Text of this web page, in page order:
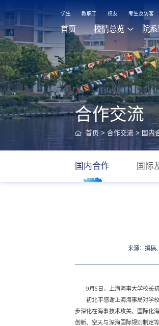
学生 教职工 校友 考生及访客
首页 校情总览 院
合作交流
首页> 合作交流 > 国内
国内合作 国际
来源：撰稿
9月5日，上海海事大学校长
初北平感谢上海海事局对学
步深化在海事技术攻关、国际化
创新、空天与深海国际规则制定